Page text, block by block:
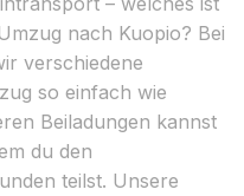
nach Kuopio? Bei
verschiedene
so einfach wie
Beiladungen kannst
du den
teilst. Unsere